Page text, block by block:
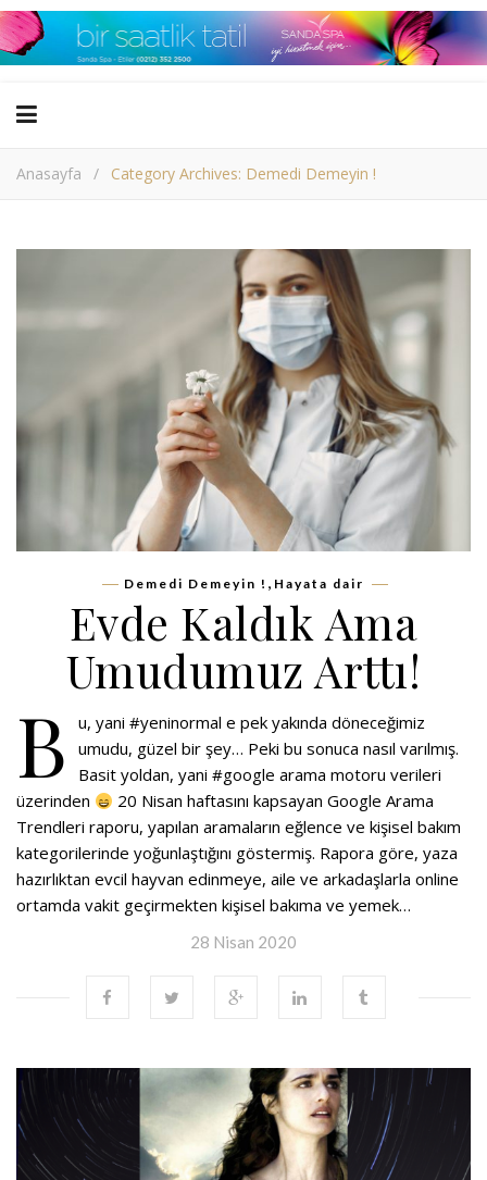
Anasayfa / Category Archives: Demedi Demeyin !
Demedi Demeyin ! , Hayata dair
Evde Kaldık Ama
Umudumuz Arttı!
B
u, yani #yeninormal e pek yakında döneceğimiz
umudu, güzel bir şey… Peki bu sonuca nasıl varılmış.
Basit yoldan, yani #google arama motoru verileri
üzerinden
20 Nisan haftasını kapsayan Google Arama
Trendleri raporu, yapılan aramaların eğlence ve kişisel bakım
kategorilerinde yoğunlaştığını göstermiş. Rapora göre, yaza
hazırlıktan evcil hayvan edinmeye, aile ve arkadaşlarla online
ortamda vakit geçirmekten kişisel bakıma ve yemek…
28 Nisan 2020